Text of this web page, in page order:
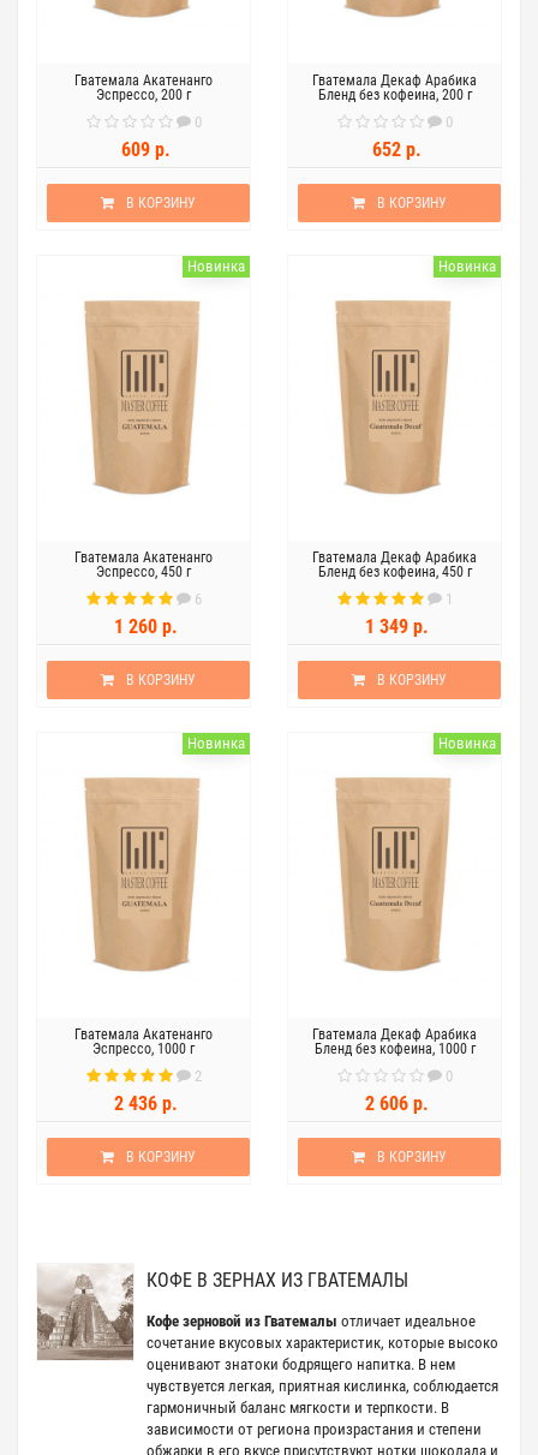
Гватемала Акатенанго
Эспрессо, 200 г
0
609 р.
В КОРЗИНУ
Гватемала Декаф Арабика
Бленд без кофеина, 200 г
0
652 р.
В КОРЗИНУ
Новинка
Гватемала Акатенанго
Эспрессо, 450 г
6
1 260 р.
В КОРЗИНУ
Новинка
Гватемала Декаф Арабика
Бленд без кофеина, 450 г
1
1 349 р.
В КОРЗИНУ
Новинка
Гватемала Акатенанго
Эспрессо, 1000 г
2
2 436 р.
В КОРЗИНУ
Новинка
Гватемала Декаф Арабика
Бленд без кофеина, 1000 г
0
2 606 р.
В КОРЗИНУ
КОФЕ В ЗЕРНАХ ИЗ ГВАТЕМАЛЫ
Кофе зерновой из Гватемалы отличает идеальное
сочетание вкусовых характеристик, которые высоко
оценивают знатоки бодрящего напитка. В нем
чувствуется легкая, приятная кислинка, соблюдается
гармоничный баланс мягкости и терпкости. В
зависимости от региона произрастания и степени
обжарки в его вкусе присутствуют нотки шоколада и